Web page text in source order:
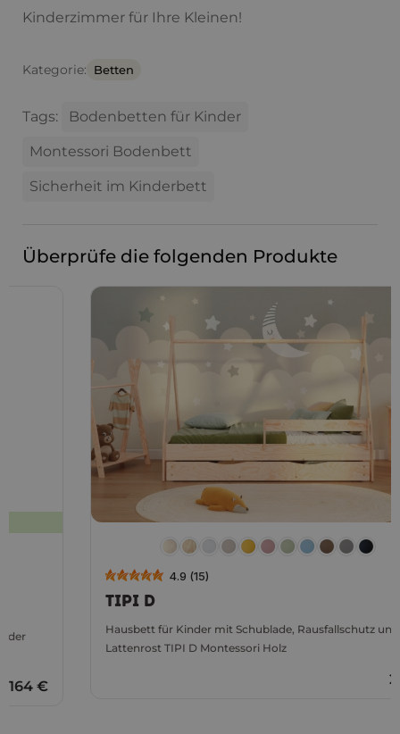
Kinderzimmer für Ihre Kleinen!
Kategorie: Betten
Tags: Bodenbetten für Kinder
Montessori Bodenbett
Sicherheit im Kinderbett
Überprüfe die folgenden Produkte
4.9 (15)
Hausbett für Kinder mit Schublade, Rausfallschutz und
Lattenrost TIPI D Montessori Holz